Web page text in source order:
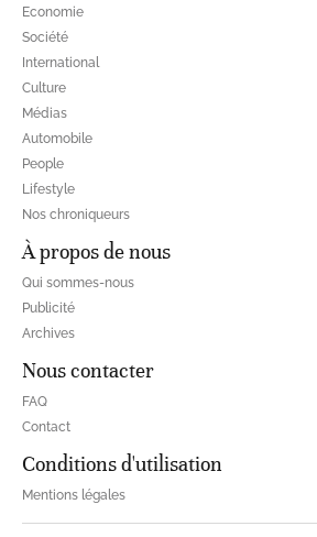
Economie
Société
International
Culture
Médias
Automobile
People
Lifestyle
Nos chroniqueurs
À propos de nous
Qui sommes-nous
Publicité
Archives
Nous contacter
FAQ
Contact
Conditions d'utilisation
Mentions légales